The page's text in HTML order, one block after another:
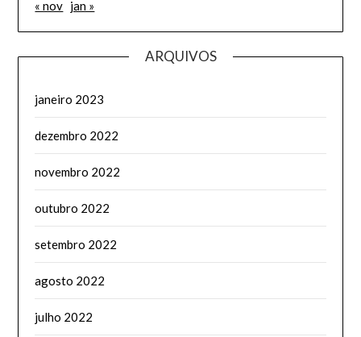
« nov jan »
ARQUIVOS
janeiro 2023
dezembro 2022
novembro 2022
outubro 2022
setembro 2022
agosto 2022
julho 2022